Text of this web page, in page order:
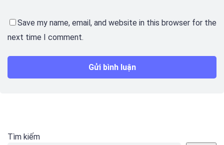
Save my name, email, and website in this browser for the
next time I comment.
Tìm kiếm